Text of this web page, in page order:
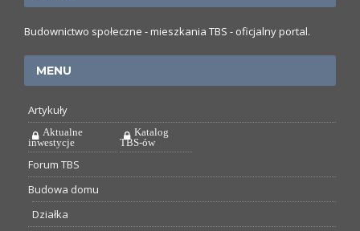
Budownictwo społeczne - mieszkania TBS - oficjalny portal.
MENU
Artykuły
Aktualne
inwestycje
Katalog
TBS-ów
Forum TBS
Budowa domu
Działka